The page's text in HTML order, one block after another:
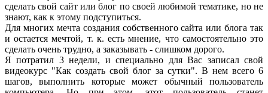
сделать свой сайт или блог по своей любимой тематике, но не
знают, как к этому подступиться.
Для многих мечта создания собственного сайта или блога так
и остается мечтой, т. к. есть мнение, что самостоятельно это
сделать очень трудно, а заказывать - слишком дорого.
Я потратил 3 недели, и специально для Вас записал свой
видеокурс "Как создать свой блог за сутки". В нем всего 6
шагов, выполнить которые может обычный пользователь